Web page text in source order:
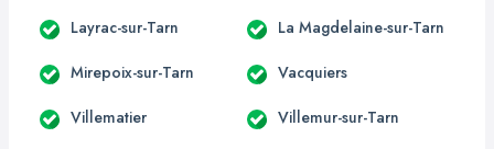
Layrac-sur-Tarn La Magdelaine-sur-Tarn
Mirepoix-sur-Tarn Vacquiers
Villematier Villemur-sur-Tarn